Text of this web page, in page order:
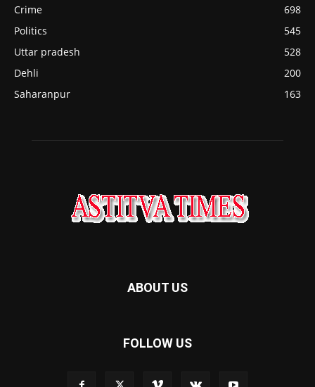
Crime
698
Politics
545
Uttar pradesh
528
Dehli
200
Saharanpur
163
ABOUT US
FOLLOW US